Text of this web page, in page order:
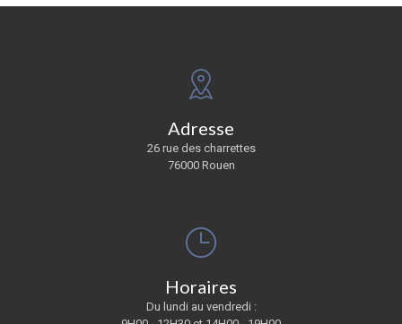
Adresse
26 rue des charrettes
76000 Rouen
Horaires
Du lundi au vendredi :